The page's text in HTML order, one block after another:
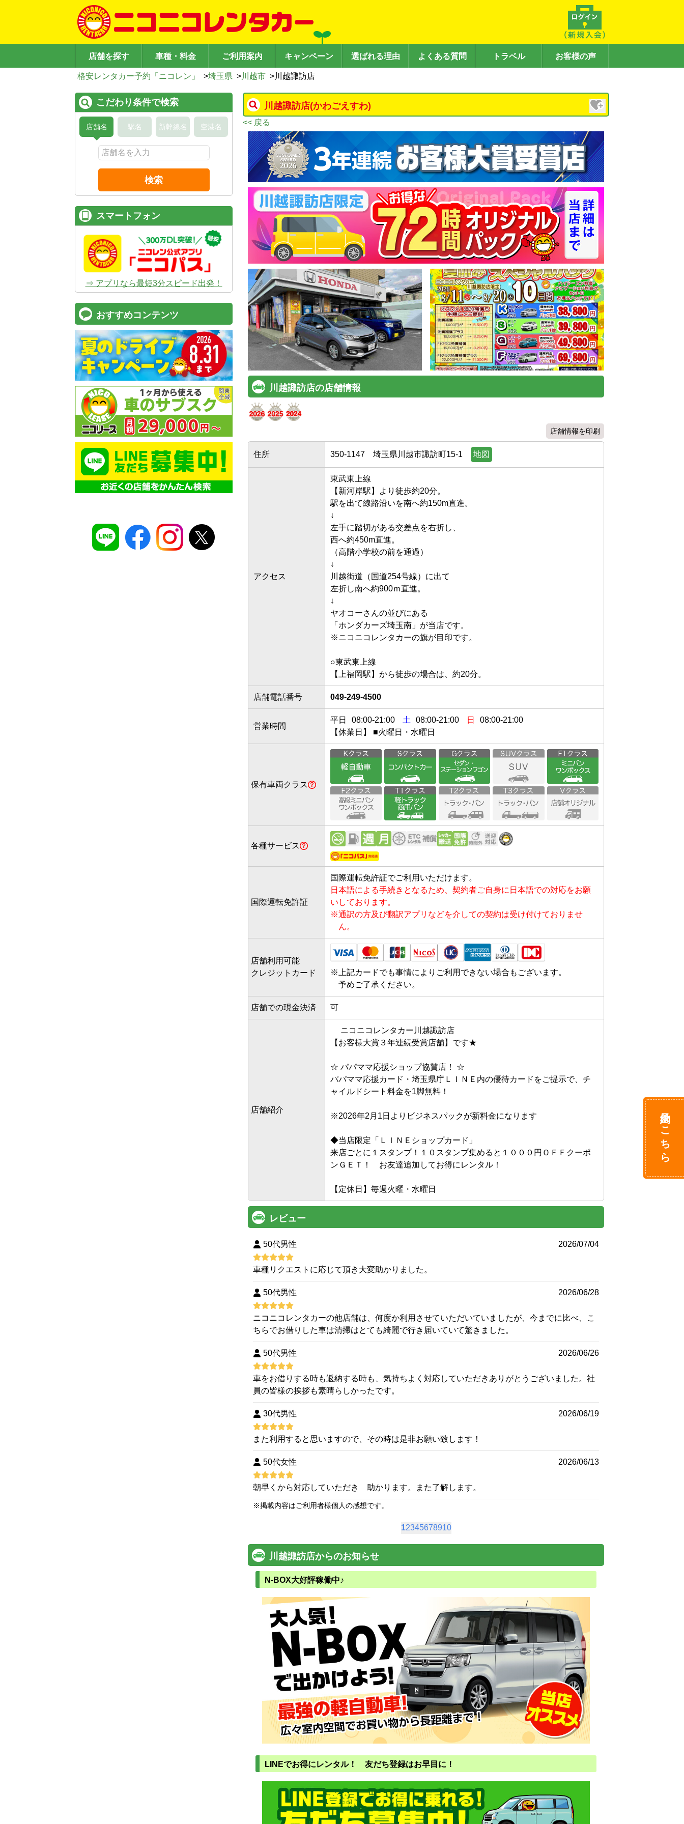
店舗を探す 車種・料金 ご利用案内 キャンペーン 選ばれる理由 よくある質問 トラベル お客様の声
格安レンタカー予約「ニコレン」 >埼玉県 >川越市 >川越諏訪店
川越諏訪店(かわごえすわ)
<< 戻る
川越諏訪店の店舗情報
店舗情報を印刷
住所 350-1147 埼玉県川越市諏訪町15-1 地図
アクセス
東武東上線
【新河岸駅】より徒歩約20分。
駅を出て線路沿いを南へ約150m直進。
↓
左手に踏切がある交差点を右折し、
西へ約450m直進。
（高階小学校の前を通過）
↓
川越街道（国道254号線）に出て
左折し南へ約900ｍ直進。
↓
ヤオコーさんの並びにある
「ホンダカーズ埼玉南」が当店です。
※ニコニコレンタカーの旗が目印です。
○東武東上線
店舗電話番号 049-249-4500
営業時間
平日 08:00-21:00 土 08:00-21:00 日
08:00-21:00
【休業日】 ■火曜日・水曜日
保有車両クラス
各種サービス
国際運転免許証
国際運転免許証でご利用いただけます。
日本語による手続きとなるため、契約者ご自身に日本語での対応をお願
いしております。
※通訳の方及び翻訳アプリなどを介しての契約は受け付けておりませ
ん。
店舗利用可能
クレジットカード
※ 上記カードでも事情によりご利用できない場合もございます。
予めご了承ください。
店舗での現金決済 可
店舗紹介
【お客様大賞３年連続受賞店舗】です★
☆ パパママ応援ショップ協賛店！ ☆
パパママ応援カード・埼玉県庁ＬＩＮＥ内の優待カードをご提示で、チ
ャイルドシート料金を1脚無料！
※2026年2月1日よりビジネスパックが新料金になります
◆当店限定「ＬＩＮＥショップカード」
来店ごとに１スタンプ！１０スタンプ集めると１０００円ＯＦＦクーポ
ンＧＥＴ！　お友達追加してお得にレンタル！
レビュー
50代男性 2026/07/04
車種リクエストに応じて頂き大変助かりました。
50代男性 2026/06/28
ニコニコレンタカーの他店舗は、何度か利用させていただいていましたが、今までに比べ、こ
ちらでお借りした車は清掃はとても綺麗で行き届いていて驚きました。
50代男性 2026/06/26
車をお借りする時も返納する時も、気持ちよく対応していただきありがとうございました。社
員の皆様の挨拶も素晴らしかったです。
30代男性 2026/06/19
また利用すると思いますので、その時は是非お願い致します！
50代女性 2026/06/13
朝早くから対応していただき 助かります。また了解します。
※掲載内容はご利用者様個人の感想です。
12345678910
川越諏訪店からのお知らせ
N-BOX大好評稼働中♪
LINEでお得にレンタル！　友だち登録はお早目に！
予約はこちら
こだわり条件で検索
店舗名 駅名 新幹線名 空港名
検索
スマートフォン
⇒ アプリなら最短3分スピード出発！
おすすめコンテンツ